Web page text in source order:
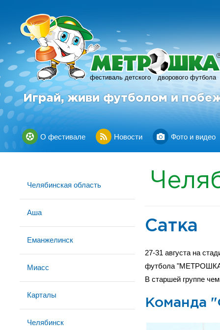
фестиваль детского дворового футбола
R
Играй, живи футболом и
О фестивале Новости Фото и видео
Челябинская область
Аша
Еманжелинск
Миасс
Карталы
Челябинск
Сатка
27-31 августа на
футбола
В старшей группе
Команда